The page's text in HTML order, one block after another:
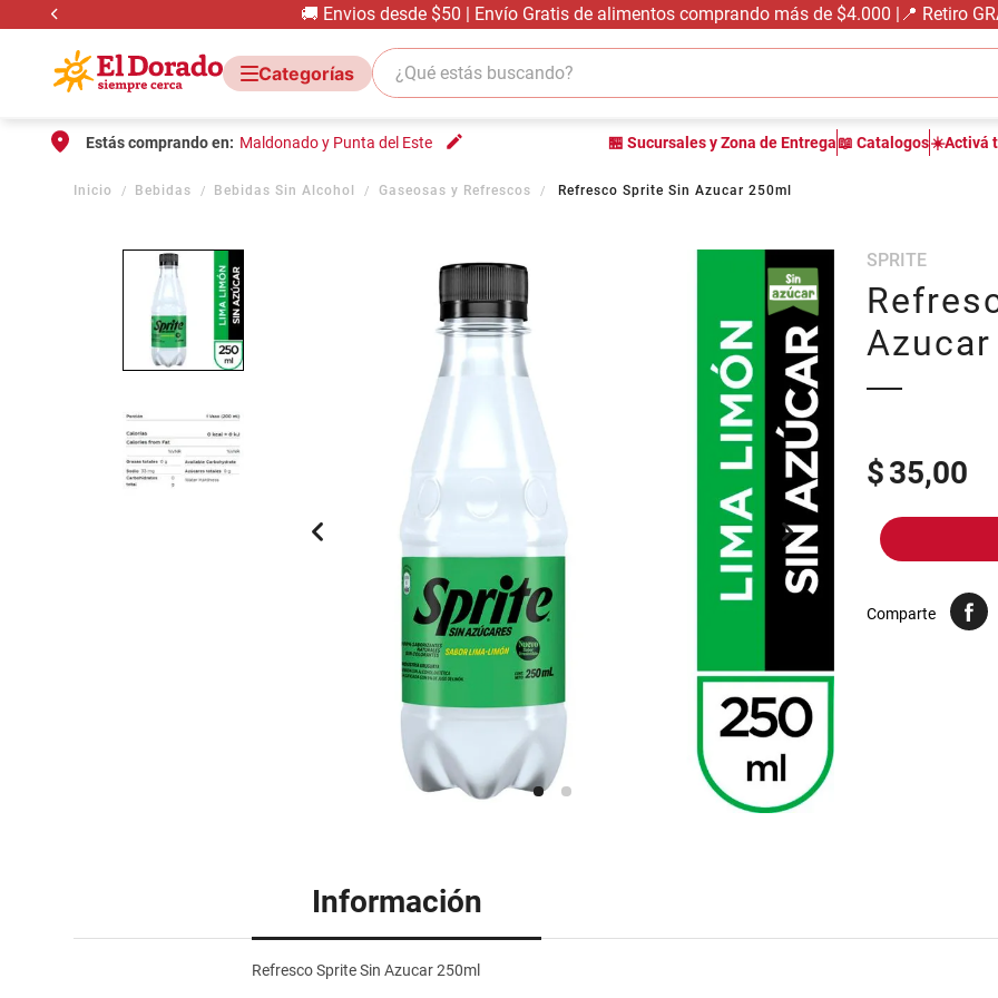
🚚 Envios desde $50 | Envío Gratis de alimentos comprando más de $4.000 |📍 Retiro
¿Qué estás buscando?
Estás comprando en: Maldonado y Punta del Este 🏪 Sucursales y Zona de Entrega📖 Catalogos☀️Activá
Bebidas Bebidas Sin Alcohol Gaseosas y Refrescos Refresco Sprite Sin Azucar 250ml
SPRITE
$35,00
Comparte
Información
Refresco Sprite Sin Azucar 250ml
1. carne carnicería
4. queso
5.
6 . bondiola
7.
8.
9. harina
10.